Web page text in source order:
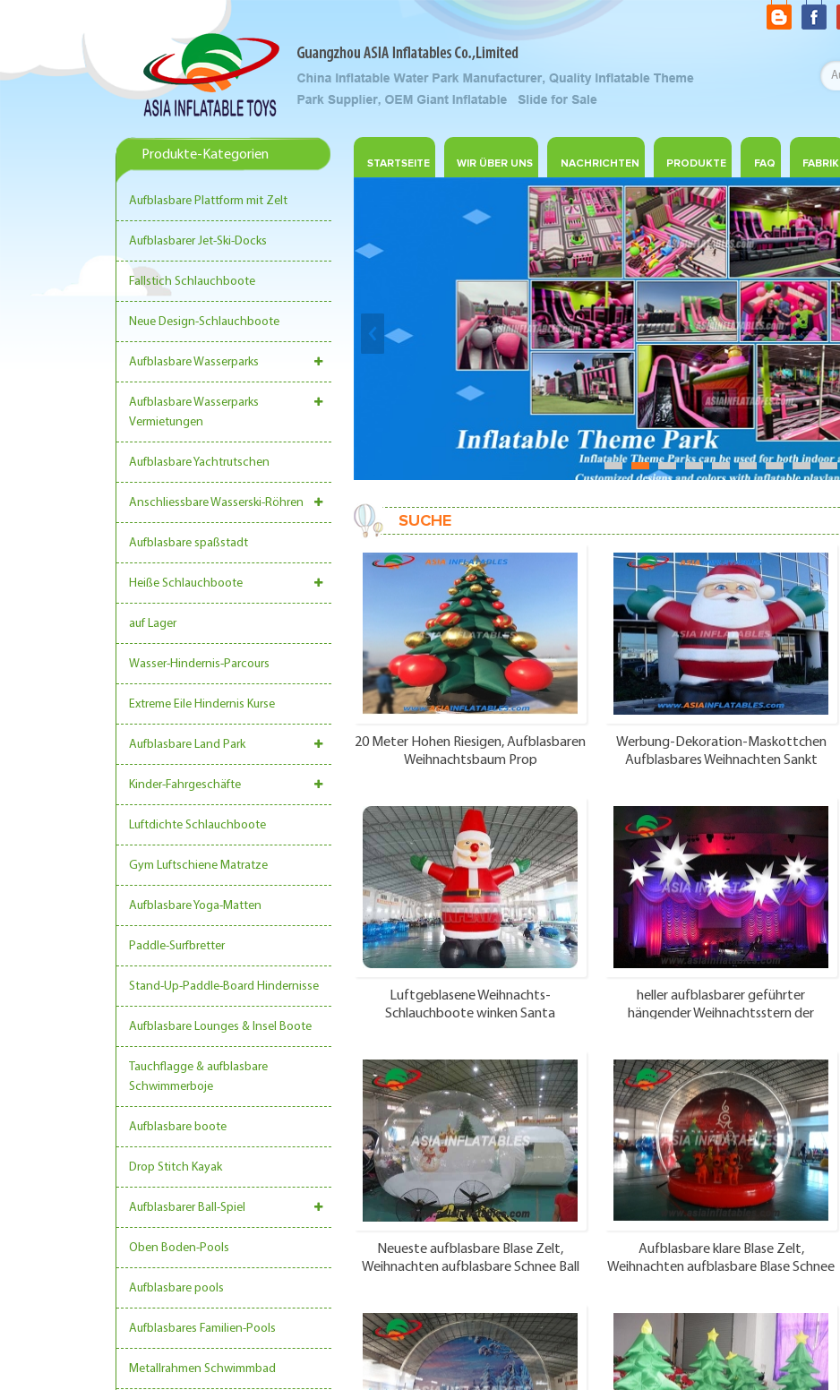
Produkte-Kategorien
Aufblasbare Plattform mit Zelt
Aufblasbarer Jet-Ski-Docks
Fallstich Schlauchboote
Neue Design-Schlauchboote
Aufblasbare Wasserparks
Aufblasbare Wasserparks
Vermietungen
Aufblasbare Yachtrutschen
Anschliessbare Wasserski-Röhren
Aufblasbare spaßstadt
Heiße Schlauchboote
auf Lager
Wasser-Hindernis-Parcours
Extreme Eile Hindernis Kurse
Aufblasbare Land Park
Kinder-Fahrgeschäfte
Luftdichte Schlauchboote
Gym Luftschiene Matratze
Aufblasbare Yoga-Matten
Paddle-Surfbretter
Stand-Up-Paddle-Board Hindernisse
Aufblasbare Lounges & Insel Boote
Tauchflagge & aufblasbare
Schwimmerboje
Aufblasbare boote
Drop Stitch Kayak
Aufblasbarer Ball-Spiel
Oben Boden-Pools
Aufblasbare pools
Aufblasbares Familien-Pools
Metallrahmen Schwimmbad
STARTSEITE WIR ÜBER UNS NACHRICHTEN PRODUKTE FAQ FABRIK
1 2 3 4 5 6 7 8 9
SUCHE
20 Meter Hohen Riesigen, Aufblasbaren
Weihnachtsbaum Prop
Werbung-Dekoration-Maskottchen
Aufblasbares Weihnachten Sankt
Luftgeblasene Weihnachts-
Schlauchboote winken Santa
heller aufblasbarer geführter
hängender Weihnachtsstern der
Neueste aufblasbare Blase Zelt,
Weihnachten aufblasbare Schnee Ball
Aufblasbare klare Blase Zelt,
Weihnachten aufblasbare Blase Schnee